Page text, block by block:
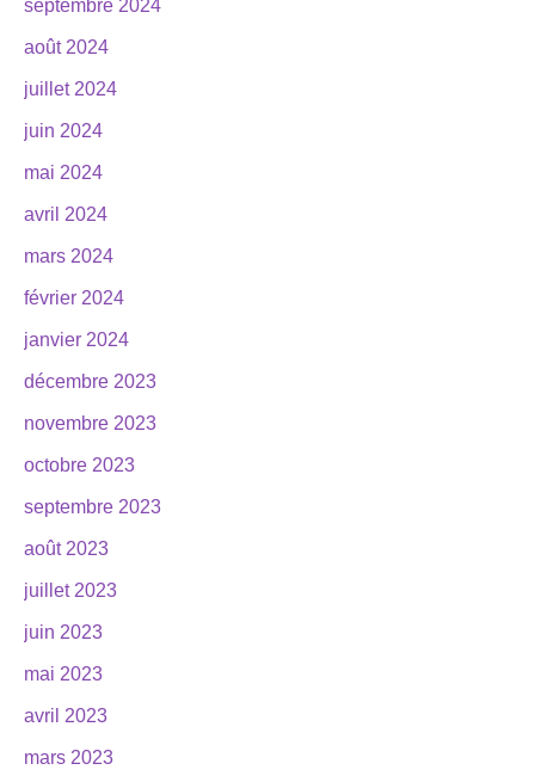
septembre 2024
août 2024
juillet 2024
juin 2024
mai 2024
avril 2024
mars 2024
février 2024
janvier 2024
décembre 2023
novembre 2023
octobre 2023
septembre 2023
août 2023
juillet 2023
juin 2023
mai 2023
avril 2023
mars 2023